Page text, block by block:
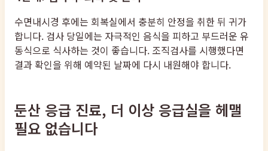
수면내시경 후에는 회복실에서 충분히 안정을 취한 뒤 귀가
합니다. 검사 당일에는 자극적인 음식을 피하고 부드러운 유
동식으로 식사하는 것이 좋습니다. 조직검사를 시행했다면
결과 확인을 위해 예약된 날짜에 다시 내원해야 합니다.
둔산 응급 진료, 더 이상 응급실을 헤맬
필요 없습니다